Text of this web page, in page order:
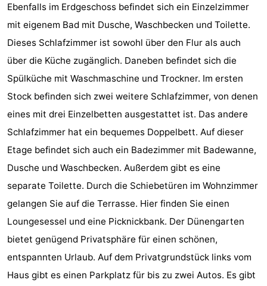
Sehen
&
tun
-
Museen
-
Denkmäler
-
Mühlen
-
Aussichtspunkte
Attraktionen
-
Rundfahrten
Spielplätze
-
Indoor-
Spielplätze
Bowling
-
Ebenfalls im Erdgeschoss befindet sich ein Einzelzimmer
mit eigenem Bad mit Dusche, Waschbecken und Toilette.
Dieses Schlafzimmer ist sowohl über den Flur als auch
über die Küche zugänglich. Daneben befindet sich die
Spülküche mit Waschmaschine und Trockner. Im ersten
Stock befinden sich zwei weitere Schlafzimmer, von denen
eines mit drei Einzelbetten ausgestattet ist. Das andere
Schlafzimmer hat ein bequemes Doppelbett. Auf dieser
Etage befindet sich auch ein Badezimmer mit Badewanne,
Dusche und Waschbecken. Außerdem gibt es eine
separate Toilette. Durch die Schiebetüren im Wohnzimmer
gelangen Sie auf die Terrasse. Hier finden Sie einen
Loungesessel und eine Picknickbank. Der Dünengarten
bietet genügend Privatsphäre für einen schönen,
entspannten Urlaub. Auf dem Privatgrundstück links vom
Haus gibt es einen Parkplatz für bis zu zwei Autos. Es gibt